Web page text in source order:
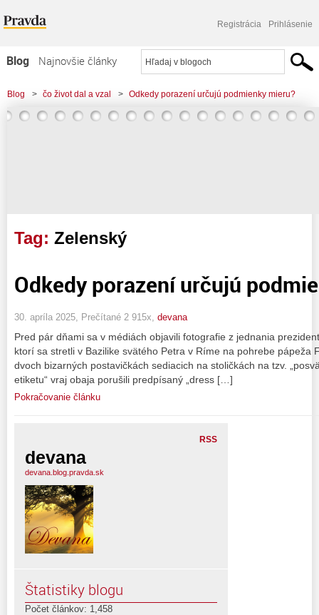
Registrácia Prihlásenie
Blog
Najnovšie články
Najčítanejšie články
Najkomentovanejšie články
Blog > čo život dal a vzal > Odkedy porazení určujú podmienky mieru?
Tag: Zelenský
Odkedy porazení určujú
30. apríla 2025, Prečítané 2 915x, devana
Pred pár dňami sa v médiách objavili fotografie z jednania
ktorí sa stretli v Bazilike svätého Petra v Ríme na pohrebe pápeža
dvoch bizarných postavičkách sediacich na stoličkách na tzv.
etiketu“ vraj obaja porušili predpísaný „dress […]
Pokračovanie článku
RSS
devana
devana.blog.pravda.sk
Štatistiky blogu
Počet článkov: 1,458